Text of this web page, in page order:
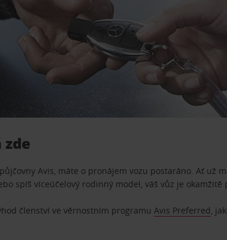
zde
Avis, máte o pronájem vozu postaráno. Ať
spíš víceúčelový rodinný model, váš vůz je okamžitě
členství ve věrnostním programuAvis Preferred,